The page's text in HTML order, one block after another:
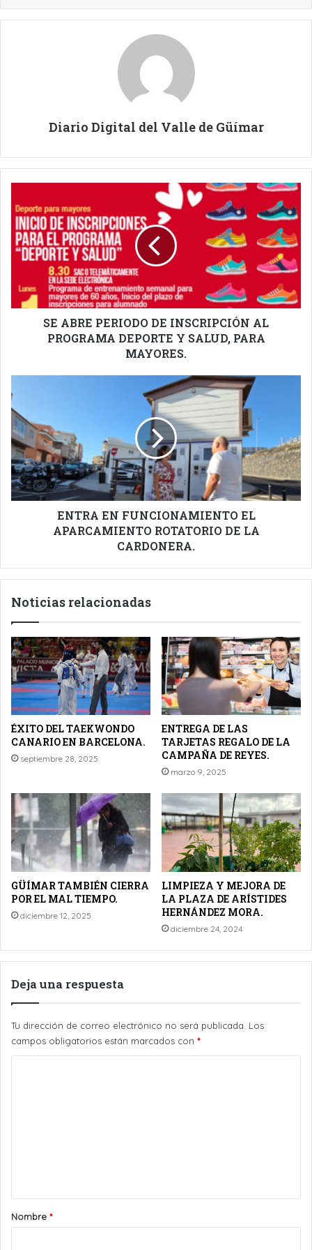
Diario Digital del Valle de Güímar
ABRE
PERIODO
DE
INSCRIPCIÓN
PROGRAMA
DEPORTE
Y
SE ABRE PERIODO DE INSCRIPCIÓN AL
PROGRAMA DEPORTE Y SALUD, PARA
MAYORES.
EN
FUNCIONAMIENTO
EL
APARCAMIENTO
ROTATORIO
DE
LA
CARDONERA.
ENTRA EN FUNCIONAMIENTO EL
APARCAMIENTO ROTATORIO DE LA
CARDONERA.
Noticias relacionadas
ÉXITO DEL TAEKWONDO
CANARIO EN BARCELONA.
septiembre 28, 2025
ENTREGA DE LAS
TARJETAS REGALO DE LA
CAMPAÑA DE REYES.
marzo 9, 2025
GÜÍMAR TAMBIÉN CIERRA
POR EL MAL TIEMPO.
diciembre 12, 2025
LIMPIEZA Y MEJORA DE
LA PLAZA DE ARÍSTIDES
HERNÁNDEZ MORA.
diciembre 24, 2024
Deja una respuesta
Tu dirección de correo electrónico no será publicada. Los
campos obligatorios están marcados con *
rNombre *